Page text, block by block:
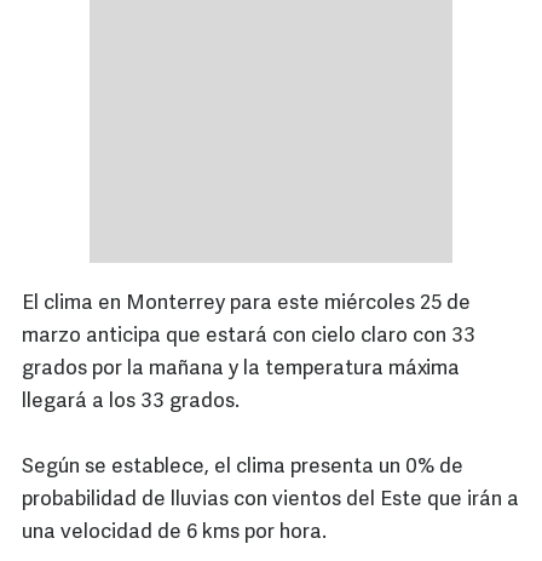
El clima en Monterrey para este miércoles 25 de
marzo anticipa que estará con cielo claro con 33
grados por la mañana y la temperatura máxima
llegará a los 33 grados.
Según se establece, el clima presenta un 0% de
probabilidad de lluvias con vientos del Este que irán a
una velocidad de 6 kms por hora.